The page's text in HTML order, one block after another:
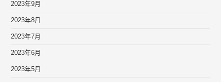
2023年9月
2023年8月
2023年7月
2023年6月
2023年5月